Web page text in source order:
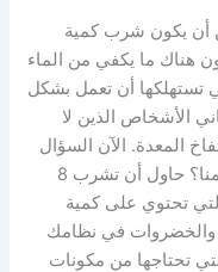
أن يكون شرب كمية
هناك ما يكفي من الماء
تستهلكها أن تعمل بشكل
الأشخاص الذين لا
المعدة. الآن السؤال
هو ، ما مقدار السوائل التي يحتاجها جسمنا؟ حاول أن تشرب 8
تحتوي على كمية
والخضروات في نظامك
تحتاجها من مكونات